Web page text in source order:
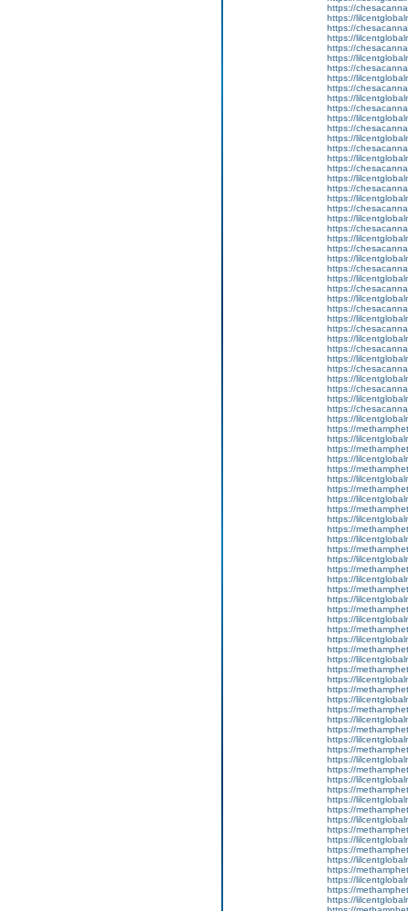
https://
https://
https://
https://
https://
https://
https://
https://
https://
https://
https://
https://
https://
https://
https://
https://
https://
https://
https://
https://
https://
https://
https://
https://
https://
https://
https://
https://
https://
https://
https://
https://
https://
https://
https://
https://
https://
https://
https://
https://
https://
https://
https://
https://
https://
https://
https://
https://
https://
https://
https://
https://
https://
https://
https://
https://
https://
https://
https://
https://
https://
https://
https://
https://
https://
https://
https://
https://
https://
https://
https://
https://
https://
https://
https://
https://
https://
https://
https://
https://
https://
https://
https://
https://
https://
https://
https://
https://
https://
https://